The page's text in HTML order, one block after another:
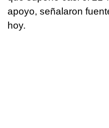
apoyo, señalaron
hoy.